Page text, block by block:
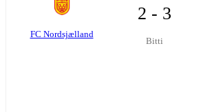
FC Nordsjælland
2 - 3
Bitti